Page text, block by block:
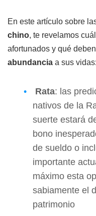
En este artículo sobre
chino, te revelamos
afortunados y qué
abundancia a sus vidas:
Rata: las
nativos de la
suerte estará
bono
de sueldo o
importante
máximo esta
sabiamente el
patrimonio